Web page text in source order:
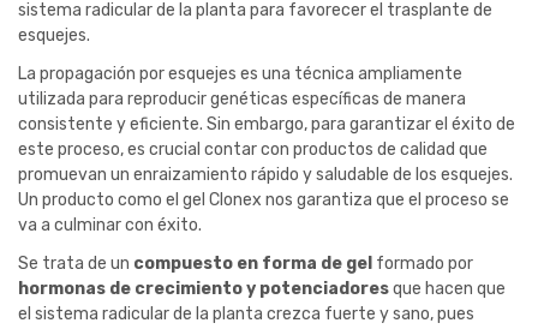
sistema radicular de la planta para favorecer el trasplante de
esquejes.
La propagación por esquejes es una técnica ampliamente
utilizada para reproducir genéticas específicas de manera
consistente y eficiente. Sin embargo, para garantizar el éxito de
este proceso, es crucial contar con productos de calidad que
promuevan un enraizamiento rápido y saludable de los esquejes.
Un producto como el gel Clonex nos garantiza que el proceso se
va a culminar con éxito.
Se trata de un compuesto en forma de gel formado por
hormonas de crecimiento y potenciadoresque hacen que
el sistema radicular de la planta crezca fuerte y sano, pues